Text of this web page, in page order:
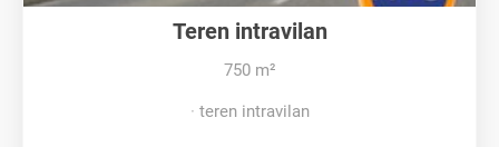
Teren intravilan
750 m²
teren intravilan